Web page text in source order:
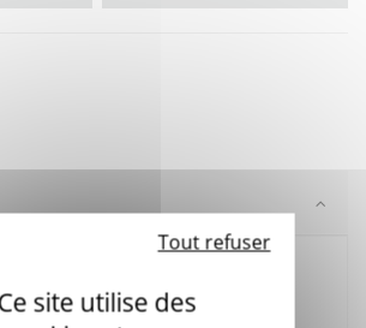
100% hygiénique
internes
un appareil entre plusieurs utilisateurs
site utilise des
Tout refuser